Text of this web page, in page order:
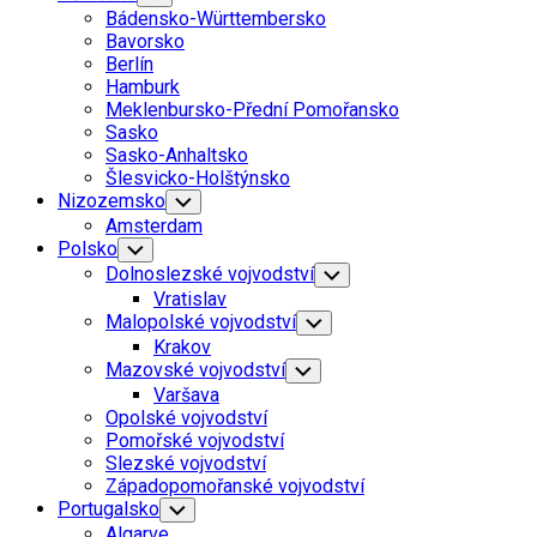
Child
Menu
Bádensko-Württembersko
Bavorsko
Berlín
Hamburk
Meklenbursko-Přední Pomořansko
Sasko
Sasko-Anhaltsko
Šlesvicko-Holštýnsko
Nizozemsko Toggle
Child
Menu
Amsterdam
Polsko Toggle
Child
Menu
Dolnoslezské vojvodství Toggle
Child
Menu
Vratislav
Malopolské vojvodství Toggle
Child
Menu
Krakov
Mazovské vojvodství Toggle
Child
Varšava
Opolské vojvodství
Pomořské vojvodství
Slezské vojvodství
Západopomořanské vojvodství
Portugalsko Toggle
Child